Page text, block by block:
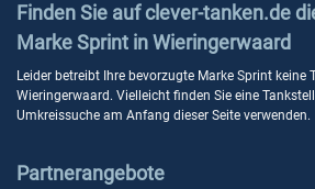
Finden Sie auf clever-tanken.de
Marke Sprint in Wieringerwaard
Leider betreibt Ihre bevorzugte Marke Sprint keine
Wieringerwaard. Vielleicht finden Sie eine
Umkreissuche am Anfang dieser Seite verwenden.
Partnerangebote